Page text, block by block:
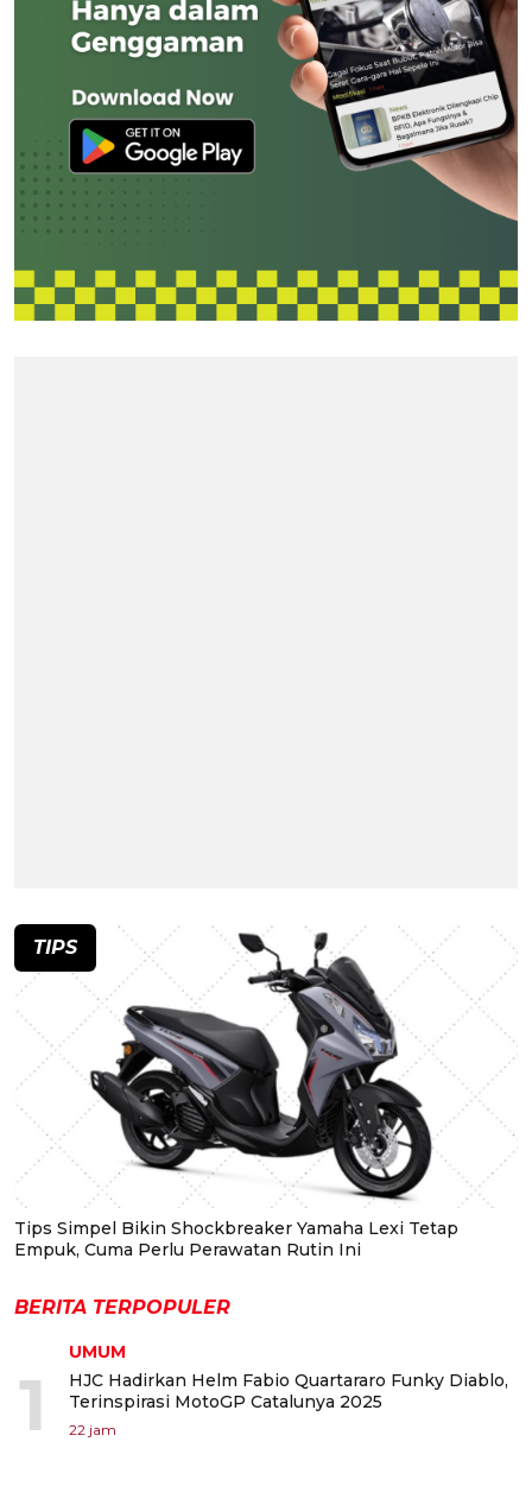
TIPS
Tips Simpel Bikin Shockbreaker Yamaha Lexi Tetap
Empuk, Cuma Perlu Perawatan Rutin Ini
BERITA TERPOPULER
1
UMUM
HJC Hadirkan Helm Fabio Quartararo Funky Diablo,
Terinspirasi MotoGP Catalunya 2025
22 jam